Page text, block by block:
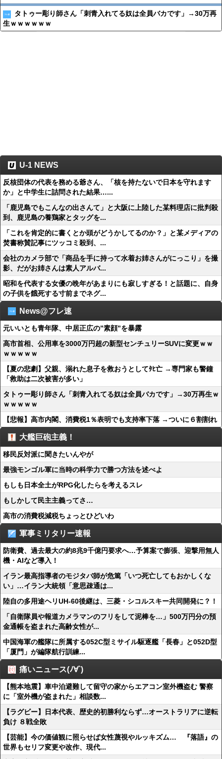
タトゥー彫り師さん「刺青入れてる奴は全員バカです」→30万再
生ｗｗｗｗｗｗ
U-1 NEWS
反核団体の代表を務める爺さん、「核を持たないで日本を守れます
か」と中学生に詰問された結果…...
「鹿児島でもこんなの出さんて」と大阪に上陸した某料理店に批判殺
到、鹿児島の養鶏家とタッグを...
「これを肯定的に書くとか頭がどうかしてるのか？」と某メディアの
焚書称賛記事にツッコミ殺到、...
会社のカメラ部で「商品を手に持って水着お姉さんがにっこり」を撮
影、だがお姉さんは素人アルバ...
昭和を代表する女優の晩年があまりにも寂しすぎる！と話題に、自身
の子供を餓死する寸前までネグ...
News@フレ速
元いいとも青年隊、中居正広の”素顔”を暴露
高市首相、公用車を3000万円超の新型センチュリーSUVに変更ｗｗ
ｗｗｗｗｗ
【夏の悲劇】父親、溺れた息子を救おうとしてﾀﾋ亡 →専門家も警鐘
「救助は二次被害が多い」
タトゥー彫り師さん「刺青入れてる奴は全員バカです」→30万再生ｗ
ｗｗｗｗｗ
【悲報】高市内閣、消費税1％表明でも支持率下落 →ついに６割割れ
大艦巨砲主義！
移民反対派に聞きたいんやが
最強モンゴル軍に当時の科学力で勝つ方法を述べよ
もしも日本全土がRPG化したらを考えるスレ
もしかして民主主義ってさ…
高市の消費税減税ちょっとひどいわ
軍事ミリタリー速報
防衛費、過去最大の約8兆9千億円要求へ…予算案で膨張、迎撃用無人
機・AIなど導入！
イラン最高指導者のモジタバ師が危篤「いつ死亡してもおかしくな
い」…イラン大統領「意思疎通は...
陸自の多用途ヘリUH-60後継は、三菱・シコルスキー共同開発に？！
「自衛隊員や報道カメラマンのフリをして泥棒を…」500万円分の預
金通帳を盗まれた高齢女性が...
中国海軍の艦隊に所属する052C型ミサイル駆逐艦「長春」と052D型
「厦門」が編隊航行訓練...
痛いニュース(ﾉ∀`)
【熊本地震】車中泊避難して留守の家からエアコン室外機盗む 警察
に「室外機が盗まれた」相談数...
【ラグビー】日本代表、歴史的初勝利ならず…オーストラリアに逆転
負け ８戦全敗
【芸能】今の価値観に照らせば女性蔑視やルッキズム… 『落語』の
世界もセリフ変更や改作、現代...